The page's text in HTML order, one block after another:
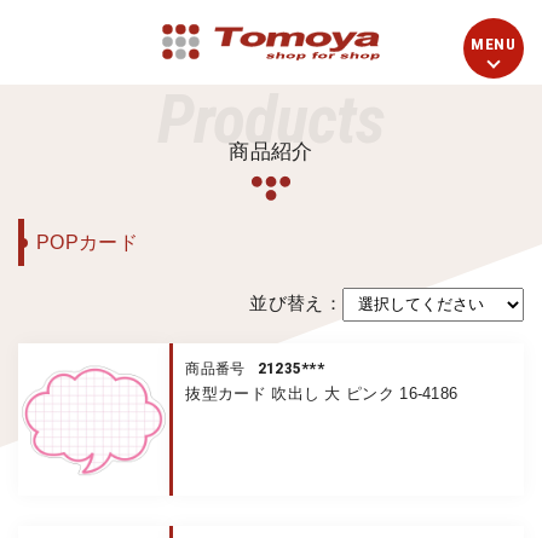
Products
商品紹介
POPカード
並び替え：
商品番号 21235***
抜型カード 吹出し 大 ピンク 16-4186